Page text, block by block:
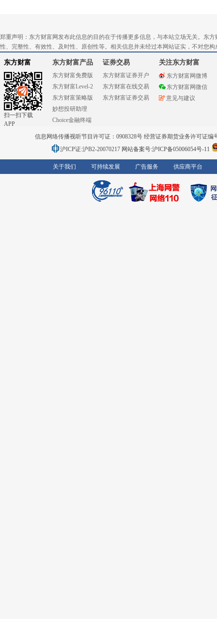
郑重声明：东方财富网发布此信息的目的在于传播更多信息，与本站立场无关。东
性、完整性、有效性、及时性、原创性等。相关信息并未经过本网站证实，不对您
东方财富
扫一扫下载
APP
东方财富产品
东方财富免费版
东方财富Level-2
东方财富策略版
妙想投研助理
Choice金融终端
证券交易
东方财富证券开户
东方财富在线交易
东方财富证券交易
关注东方财富
东方财富网微博
东方财富网微信
意见与建议
信息网络传播视听节目许可证：0908328号 经营证券期货业务许可证编
沪ICP证:沪B2-20070217 网站备案号:沪ICP备05006054号-11
关于我们 可持续发展 广告服务 供应商平台